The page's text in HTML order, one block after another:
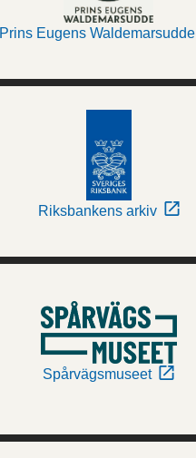
Prins Eugens Waldemarsudde
Riksbankens arkiv
Spårvägsmuseet